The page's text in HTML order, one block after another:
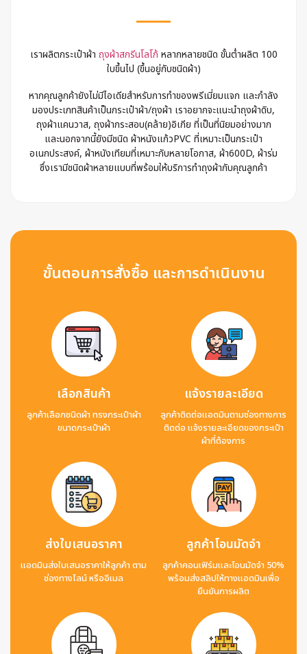
เราผลิตกระเป๋าผ้า ถุงผ้าสกรีนโลโก้ หลากหลายชนิด ขั้นต่ำผลิต 100
ใบขึ้นไป (ขึ้นอยู่กับชนิดผ้า)
หากคุณลูกค้ายังไม่มีไอเดียสำหรับการทำของพรีเมี่ยมแจก และกำลัง
มองประเภทสินค้าเป็นกระเป๋าผ้า/ถุงผ้า เราอยากจะแนะนำถุงผ้าดิบ,
ถุงผ้าแคนวาส, ถุงผ้ากระสอบ(คล้าย)อิเกีย ที่เป็นที่นิยมอย่างมาก
และนอกจากนี้ยังมีชนิด ผ้าหนังแก้วPVC ที่เหมาะเป็นกระเป๋า
อเนกประสงค์, ผ้าหนังเทียมที่เหมาะกับหลายโอกาส, ผ้า600D, ผ้าร่ม
ซึ่งเรามีชนิดผ้าหลายแบบที่พร้อมให้บริการทำถุงผ้ากับคุณลูกค้า
ขั้นตอนการสั่งซื้อ และการดำเนินงาน
เลือกสินค้า
ลูกค้าเลือกชนิดผ้า ทรงกระเป๋าผ้า
ขนาดกระเป๋าผ้า
แจ้งรายละเอียด
ลูกค้าติดต่อแอดมินตามช่องทางการ
ติดต่อ แจ้งรายละเอียดของกระเป๋า
ผ้าที่ต้องการ
ส่งใบเสนอราคา
แอดมินส่งใบเสนอราคาให้ลูกค้า ตาม
ช่องทางไลน์ หรืออีเมล
ลูกค้าโอนมัดจำ
ลูกค้าคอนเฟิร์มและโอนมัดจำ 50%
พร้อมส่งสลิปให้ทางแอดมินเพื่อ
ยืนยันการผลิต